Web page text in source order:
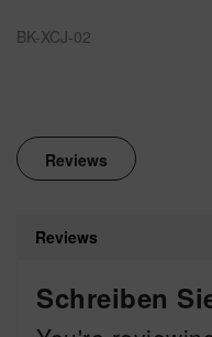
BK-XCJ-02
Reviews
Reviews
Schreiben